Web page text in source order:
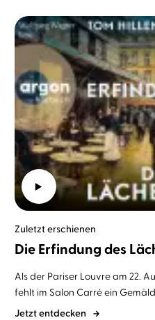
Zuletzt erschienen
Die Erfindung des
Als der Pariser Louvre am 22.
fehlt im Salon Carré ein
Jetzt entdecken